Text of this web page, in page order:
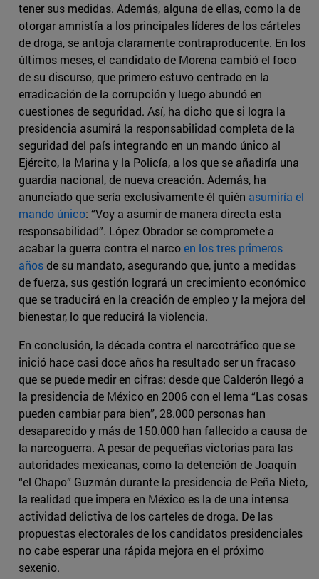
tener sus medidas. Además, alguna de ellas, como la de
otorgar amnistía a los principales líderes de los cárteles
de droga, se antoja claramente contraproducente. En los
últimos meses, el candidato de Morena cambió el foco
de su discurso, que primero estuvo centrado en la
erradicación de la corrupción y luego abundó en
cuestiones de seguridad. Así, ha dicho que si logra la
presidencia asumirá la responsabilidad completa de la
seguridad del país integrando en un mando único al
Ejército, la Marina y la Policía, a los que se añadiría una
guardia nacional, de nueva creación. Además, ha
anunciado que sería exclusivamente él quién asumiría el
mando único: “Voy a asumir de manera directa esta
responsabilidad”. López Obrador se compromete a
acabar la guerra contra el narcoen los tres primeros
añosde su mandato, asegurando que, junto a medidas
de fuerza, sus gestión logrará un crecimiento económico
que se traducirá en la creación de empleo y la mejora del
bienestar, lo que reducirá la violencia.
En conclusión, la década contra el narcotráfico que se
inició hace casi doce años ha resultado ser un fracaso
que se puede medir en cifras: desde que Calderón llegó a
la presidencia de México en 2006 con el lema “Las cosas
pueden cambiar para bien”, 28.000 personas han
desaparecido y más de 150.000 han fallecido a causa de
la narcoguerra. A pesar de pequeñas victorias para las
autoridades mexicanas, como la detención de Joaquín
“el Chapo” Guzmán durante la presidencia de Peña Nieto,
la realidad que impera en México es la de una intensa
actividad delictiva de los carteles de droga. De las
propuestas electorales de los candidatos presidenciales
no cabe esperar una rápida mejora en el próximo
sexenio.